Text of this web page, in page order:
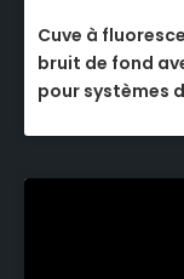
Cuve à
bruit de fond
pour systèmes